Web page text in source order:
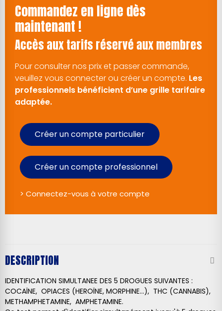
Commandez en ligne dès
maintenant !
Accès aux tarifs réservé aux membres
Pour consulter nos prix et passer commande,
veuillez vous connecter ou créer un compte. Les
professionnels bénéficient d’une grille tarifaire
adaptée.
Créer un compte particulier
Créer un compte professionnel
> Connectez-vous à votre compte
DESCRIPTION
IDENTIFICATION SIMULTANEE DES 5 DROGUES SUIVANTES :
COCAÏNE, OPIACES (HEROÏNE, MORPHINE...), THC (CANNABIS),
METHAMPHETAMINE, AMPHETAMINE.